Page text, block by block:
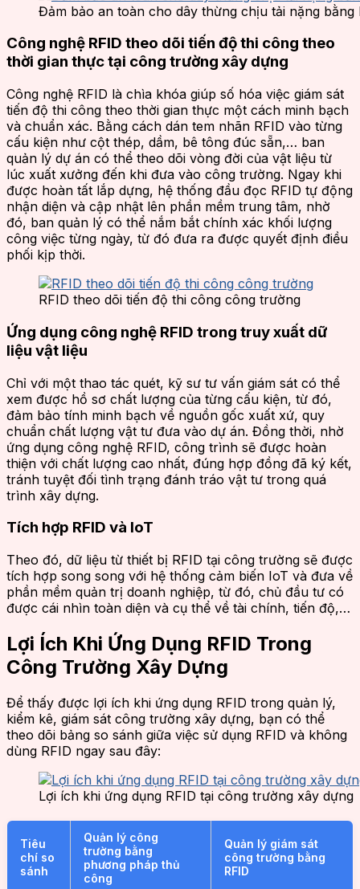
Đảm bảo an toàn cho dây thừng chịu tải nặng bằng
Công nghệ RFID theo dõi tiến độ thi công theo
thời gian thực tại công trường xây dựng
Công nghệ RFID là chìa khóa giúp số hóa việc giám sát
tiến độ thi công theo thời gian thực một cách minh bạch
và chuẩn xác. Bằng cách dán tem nhãn RFID vào từng
cấu kiện như cột thép, dầm, bê tông đúc sẵn,… ban
quản lý dự án có thể theo dõi vòng đời của vật liệu từ
lúc xuất xưởng đến khi đưa vào công trường. Ngay khi
được hoàn tất lắp dựng, hệ thống đầu đọc RFID tự động
nhận diện và cập nhật lên phần mềm trung tâm, nhờ
đó, ban quản lý có thể nắm bắt chính xác khối lượng
công việc từng ngày, từ đó đưa ra được quyết định điều
phối kịp thời.
RFID theo dõi tiến độ thi công công trường
Ứng dụng công nghệ RFID trong truy xuất dữ
liệu vật liệu
Chỉ với một thao tác quét, kỹ sư tư vấn giám sát có thể
xem được hồ sơ chất lượng của từng cấu kiện, từ đó,
đảm bảo tính minh bạch về nguồn gốc xuất xứ, quy
chuẩn chất lượng vật tư đưa vào dự án. Đồng thời, nhờ
ứng dụng công nghệ RFID, công trình sẽ được hoàn
thiện với chất lượng cao nhất, đúng hợp đồng đã ký kết,
tránh tuyệt đối tình trạng đánh tráo vật tư trong quá
trình xây dựng.
Tích hợp RFID và IoT
Theo đó, dữ liệu từ thiết bị RFID tại công trường sẽ được
tích hợp song song với hệ thống cảm biến IoT và đưa về
phần mềm quản trị doanh nghiệp, từ đó, chủ đầu tư có
được cái nhìn toàn diện và cụ thể về tài chính, tiến độ,…
Lợi Ích Khi Ứng Dụng RFID Trong
Công Trường Xây Dựng
Để thấy được lợi ích khi ứng dụng RFID trong quản lý,
kiểm kê, giám sát công trường xây dựng, bạn có thể
theo dõi bảng so sánh giữa việc sử dụng RFID và không
dùng RFID ngay sau đây:
Lợi ích khi ứng dụng RFID tại công trường xây dựng
Tiêu
chí so
sánh
Quản lý công
trường bằng
phương pháp thủ
công
Quản lý giám sát
công trường bằng
RFID